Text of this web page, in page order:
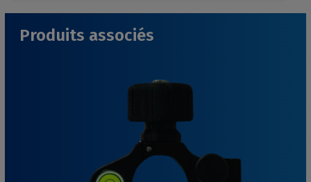
Produits associés